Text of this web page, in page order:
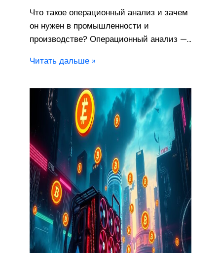
Что такое операционный анализ и зачем
он нужен в промышленности и
производстве? Операционный анализ —…
Читать дальше »